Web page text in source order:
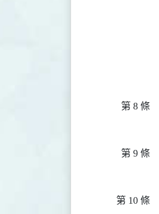
第 8 條
第 9 條
第 10 條